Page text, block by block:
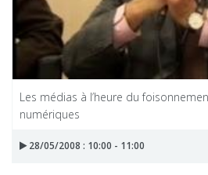
Les médias à l’heure du
numériques
28/05/2008 : 10:00 - 11:00